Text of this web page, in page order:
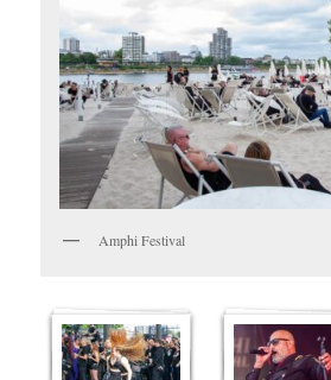
Amphi Festival